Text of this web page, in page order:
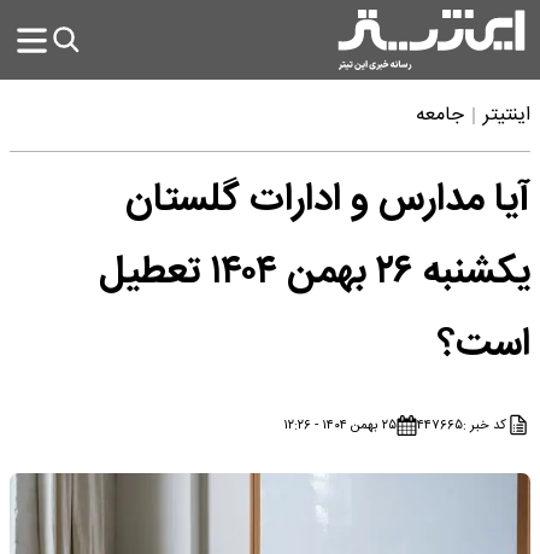
اینتیتر جامعه
آیا مدارس و ادارات گلستان
یکشنبه ۲۶ بهمن ۱۴۰۴ تعطیل
است؟
کد خبر :۴۴۷۶۶۵ ۲۵ بهمن ۱۴۰۴ - ۱۲:۲۶